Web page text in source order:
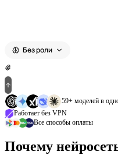
Без роли
59+ моделей в
Работает без VPN
Все способы оплаты
Почему